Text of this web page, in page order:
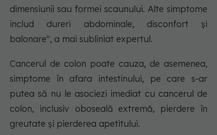
dimensiunii sau formei scaunului. Alte simptome
includ dureri abdominale, disconfort și
balonare", a mai subliniat expertul.
Cancerul de colon poate cauza, de asemenea,
simptome în afara intestinului, pe care s-ar
putea să nu le asociezi imediat cu cancerul de
colon, inclusiv oboseală extremă, pierdere în
greutate și pierderea apetitului.